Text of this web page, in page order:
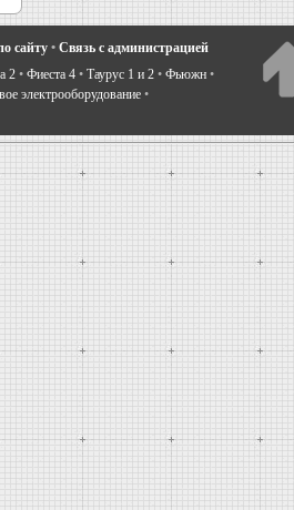
сайту • Связь с администрацией
2 • Фиеста 4 • Таурус 1 и 2 • Фьюжн •
электрооборудование •